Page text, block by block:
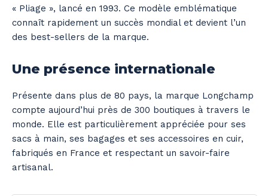
« Pliage », lancé en 1993. Ce modèle emblématique
connaît rapidement un succès mondial et devient l’un
des best-sellers de la marque.
Une présence internationale
Présente dans plus de 80 pays, la marque Longchamp
compte aujourd’hui près de 300 boutiques à travers le
monde. Elle est particulièrement appréciée pour ses
sacs à main, ses bagages et ses accessoires en cuir,
fabriqués en France et respectant un savoir-faire
artisanal.